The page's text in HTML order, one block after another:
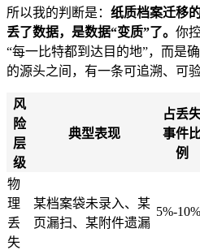
所以我的判断是： 纸质档案迁移
丢了数据，是数据“变质”了。 你
“每一比特都到达目的地”，而是
的源头之间，有一条可追溯、可
风
险
层
级
典型表现
占丢
事件
例
物
理
丢
失
某档案袋未录入、某
页漏扫、某附件遗漏
5%-10%